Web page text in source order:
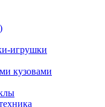
игрушки
кузовами